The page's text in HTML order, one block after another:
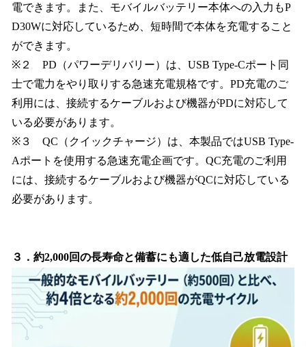
電できます。また、モバイルバッテリー本体への入力もP
D30Wに対応しているため、短時間で本体を充電すること
ができます。
※２ PD（パワーデリバリー）は、USB Type-Cポート同
士で電力をやり取りする急速充電規格です。PD充電のご
利用には、接続するケーブルおよび機器がPDに対応して
いる必要があります。
※３ QC（クイックチャージ）は、本製品ではUSB Type-
Aポートを使用する急速充電企画です。QC充電のご利用
には、接続するケーブルおよび機器がQCに対応している
必要があります。
３．約2,000回の長寿命と備蓄にも適した低自己放電設計